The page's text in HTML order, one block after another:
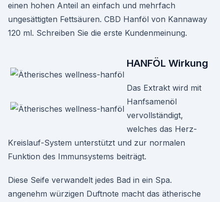
einen hohen Anteil an einfach und mehrfach
ungesättigten Fettsäuren. CBD Hanföl von Kannaway
120 ml. Schreiben Sie die erste Kundenmeinung.
HANFÖL Wirkung
Das Extrakt wird mit
Hanfsamenöl
vervollständigt,
welches das Herz-
Kreislauf-System unterstützt und zur normalen
Funktion des Immunsystems beiträgt.
Diese Seife verwandelt jedes Bad in ein Spa.
angenehm würzigen Duftnote macht das ätherische